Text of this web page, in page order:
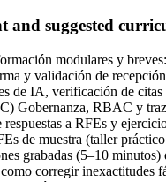
and suggested
modulares y
y validación de
de IA, verificación de citas
Gobernanza, RBAC y
a RFEs y
de muestra (taller
grabadas (5–10 minutos)
corregir inexactitudes